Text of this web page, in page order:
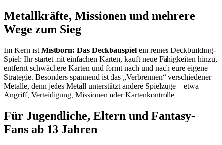
Metallkräfte, Missionen und mehrere
Wege zum Sieg
Im Kern ist Mistborn: Das Deckbauspiel ein reines Deckbuilding-
Spiel: Ihr startet mit einfachen Karten, kauft neue Fähigkeiten hinzu,
entfernt schwächere Karten und formt nach und nach eure eigene
Strategie. Besonders spannend ist das „Verbrennen“ verschiedener
Metalle, denn jedes Metall unterstützt andere Spielzüge – etwa
Angriff, Verteidigung, Missionen oder Kartenkontrolle.
Für Jugendliche, Eltern und Fantasy-
Fans ab 13 Jahren